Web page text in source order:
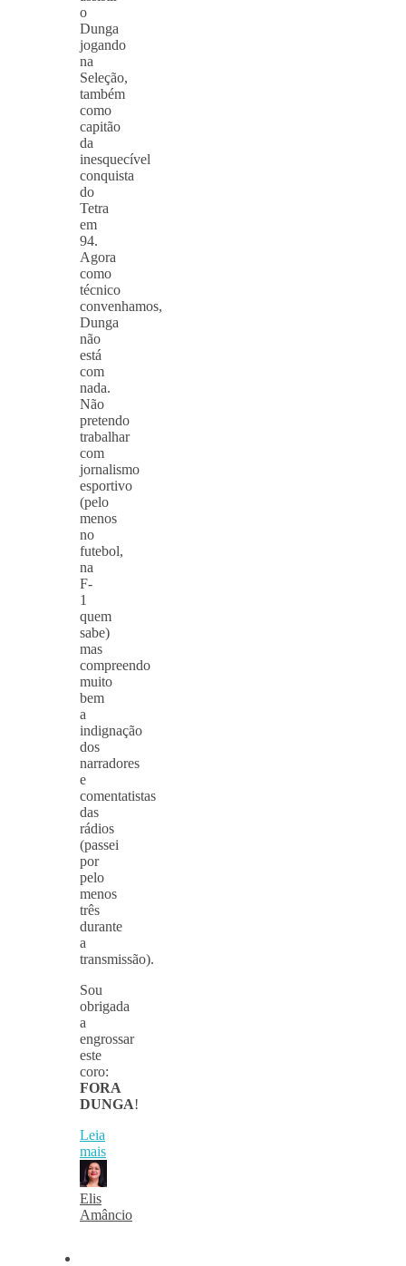
o
Dunga
jogando
na
Seleção,
também
como
capitão
da
inesquecível
conquista
do
Tetra
em
94.
Agora
como
técnico
convenhamos,
Dunga
não
está
com
nada.
Não
pretendo
trabalhar
com
jornalismo
esportivo
(pelo
menos
no
futebol,
na
F-
1
quem
sabe)
mas
compreendo
muito
bem
a
indignação
dos
narradores
e
comentatistas
das
rádios
(passei
por
pelo
menos
três
durante
a
transmissão).
Sou
obrigada
a
engrossar
este
coro:
FORA
DUNGA!
Leia
mais
Elis
Amâncio